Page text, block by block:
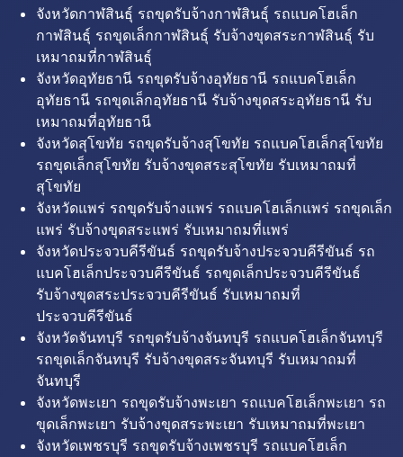
จังหวัดกาฬสินธุ์ รถขุดรับจ้างกาฬสินธุ์ รถแบคโฮเล็ก
กาฬสินธุ์ รถขุดเล็กกาฬสินธุ์ รับจ้างขุดสระกาฬสินธุ์ รับ
เหมาถมที่กาฬสินธุ์
จังหวัดอุทัยธานี รถขุดรับจ้างอุทัยธานี รถแบคโฮเล็ก
อุทัยธานี รถขุดเล็กอุทัยธานี รับจ้างขุดสระอุทัยธานี รับ
เหมาถมที่อุทัยธานี
จังหวัดสุโขทัย รถขุดรับจ้างสุโขทัย รถแบคโฮเล็กสุโขทัย
รถขุดเล็กสุโขทัย รับจ้างขุดสระสุโขทัย รับเหมาถมที่
สุโขทัย
จังหวัดแพร่ รถขุดรับจ้างแพร่ รถแบคโฮเล็กแพร่ รถขุดเล็ก
แพร่ รับจ้างขุดสระแพร่ รับเหมาถมที่แพร่
จังหวัดประจวบคีรีขันธ์ รถขุดรับจ้างประจวบคีรีขันธ์ รถ
แบคโฮเล็กประจวบคีรีขันธ์ รถขุดเล็กประจวบคีรีขันธ์
รับจ้างขุดสระประจวบคีรีขันธ์ รับเหมาถมที่
ประจวบคีรีขันธ์
จังหวัดจันทบุรี รถขุดรับจ้างจันทบุรี รถแบคโฮเล็กจันทบุรี
รถขุดเล็กจันทบุรี รับจ้างขุดสระจันทบุรี รับเหมาถมที่
จันทบุรี
จังหวัดพะเยา รถขุดรับจ้างพะเยา รถแบคโฮเล็กพะเยา รถ
ขุดเล็กพะเยา รับจ้างขุดสระพะเยา รับเหมาถมที่พะเยา
จังหวัดเพชรบุรี รถขุดรับจ้างเพชรบุรี รถแบคโฮเล็ก